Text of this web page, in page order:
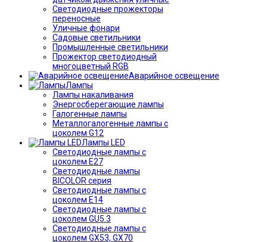
Светодиодные прожекторы
переносные
Уличные фонари
Садовые светильники
Промышленные светильники
Прожектор светодиодный
многоцветный RGB
Аварийное освещение
Лампы
Лампы накаливания
Энергосберегающие лампы
Галогенные лампы
Металлогалогенные лампы с
цоколем G12
Лампы LED
Светодиодные лампы с
цоколем E27
Светодиодные лампы
BICOLOR серия
Светодиодные лампы с
цоколем E14
Светодиодные лампы с
цоколем GU5.3
Светодиодные лампы с
цоколем GX53, GX70